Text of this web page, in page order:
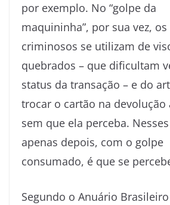
por exemplo. No “golpe da
maquininha”, por sua vez, os
criminosos se utilizam de
quebrados – que dificultam
status da transação – e do
trocar o cartão na devolução
sem que ela perceba.
apenas depois, com o golpe
consumado, é que se
Segundo o Anuário